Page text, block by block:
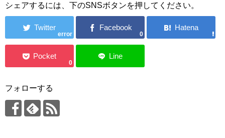
シェアするには、下のSNSボタンを押してください。
error 0
0
フォローする